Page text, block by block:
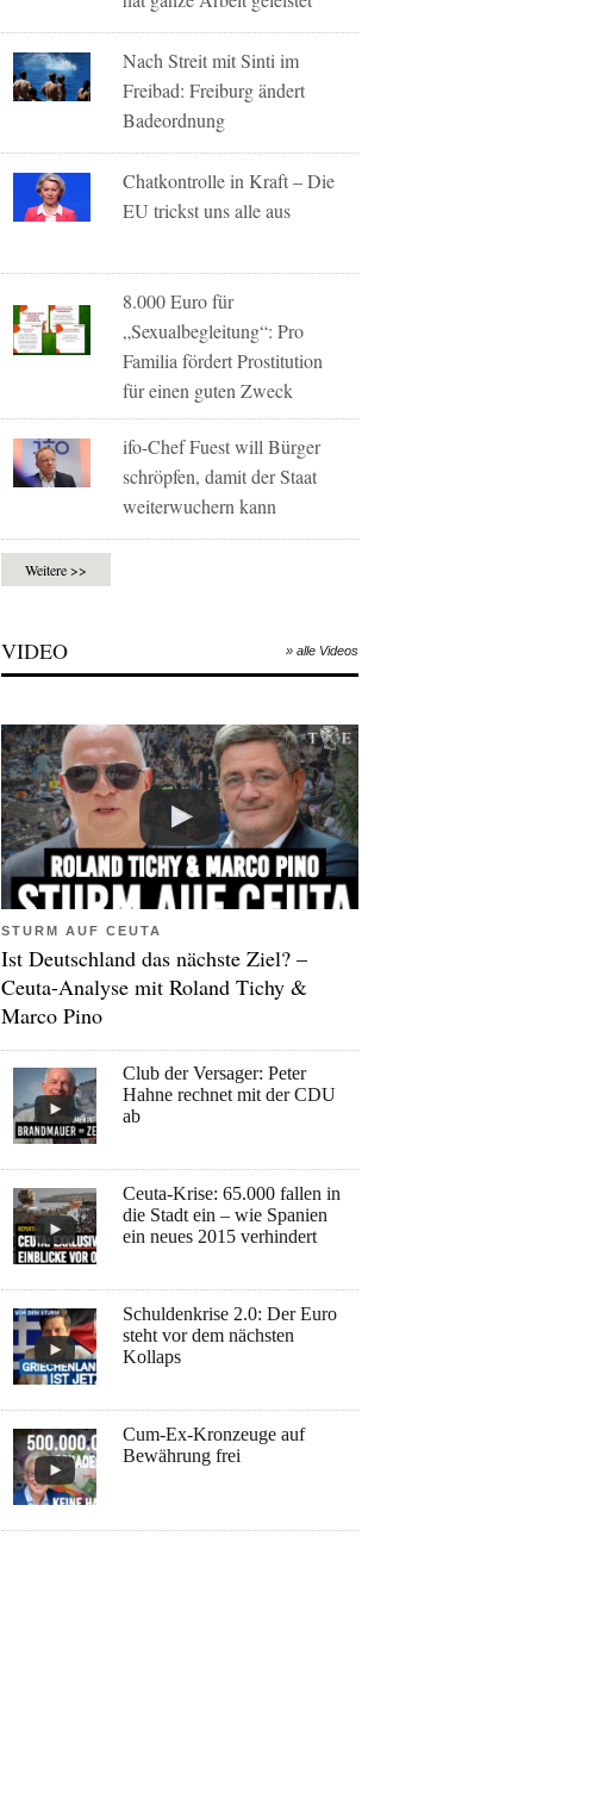
Nach Streit mit Sinti im
Freibad: Freiburg ändert
Badeordnung
Chatkontrolle in Kraft – Die
EU trickst uns alle aus
8.000 Euro für
„Sexualbegleitung“: Pro
Familia fördert Prostitution
für einen guten Zweck
ifo-Chef Fuest will Bürger
schröpfen, damit der Staat
weiterwuchern kann
Weitere >>
VIDEO » alle Videos
STURM AUF CEUTA
Ist Deutschland das nächste Ziel? –
Ceuta-Analyse mit Roland Tichy &
Marco Pino
Club der Versager: Peter
Hahne rechnet mit der CDU
ab
Ceuta-Krise: 65.000 fallen in
die Stadt ein – wie Spanien
ein neues 2015 verhindert
Schuldenkrise 2.0: Der Euro
steht vor dem nächsten
Kollaps
Cum-Ex-Kronzeuge auf
Bewährung frei